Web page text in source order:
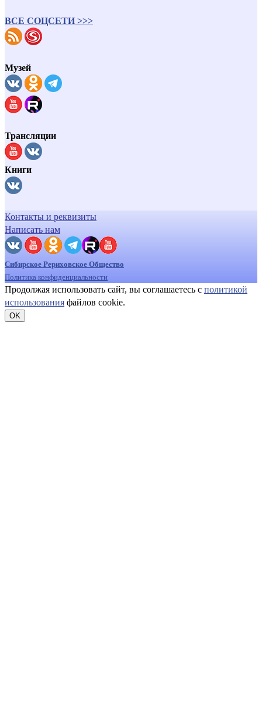
ВСЕ СОЦСЕТИ >>>
Музей
Трансляции
Книги
Контакты и реквизиты
Написать нам
Сибирское Рериховское Общество
Политика конфиденциальности
Продолжая использовать сайт, вы соглашаетесь с политикой
использования файлов cookie.
OK